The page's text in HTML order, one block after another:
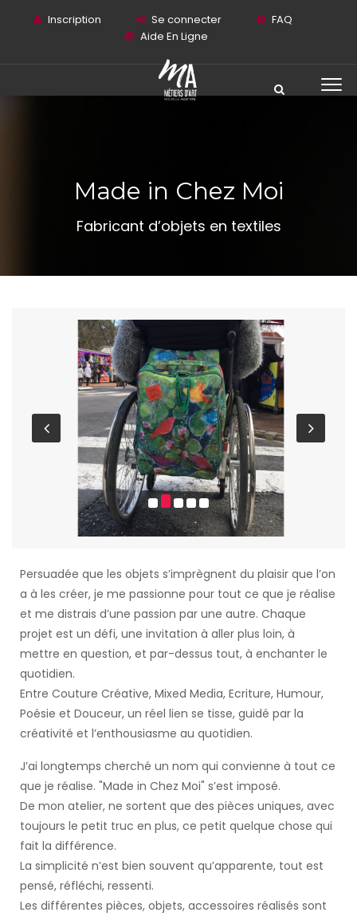
Inscription Se connecter
FAQ
Aide En Ligne
Made in Chez Moi
Fabricant d’objets en textiles
Persuadée que les objets s’imprègnent du plaisir que l’on
a à les créer, je me passionne pour tout ce que je réalise
et me distrais d’une passion par une autre. Chaque
projet est un défi, une invitation à aller plus loin, à
mettre en question, et par-dessus tout, à enchanter le
quotidien.
Entre Couture Créative, Mixed Media, Ecriture, Humour,
Poésie et Douceur, un réel lien se tisse, guidé par la
créativité et l’enthousiasme au quotidien.
J’ai longtemps cherché un nom qui convienne à tout ce
que je réalise. "Made in Chez Moi" s’est imposé.
De mon atelier, ne sortent que des pièces uniques, avec
toujours le petit truc en plus, ce petit quelque chose qui
fait la différence.
La simplicité n’est bien souvent qu’apparente, tout est
pensé, réfléchi, ressenti.
Les différentes pièces, objets, accessoires réalisés sont